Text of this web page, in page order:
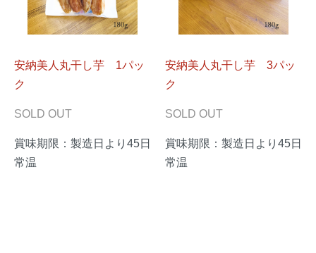
安納美人丸干し芋 1パッ
ク
SOLD OUT
賞味期限：製造日より45日
常温
安納美人丸干し芋 3パッ
ク
SOLD OUT
賞味期限：製造日より45日
常温